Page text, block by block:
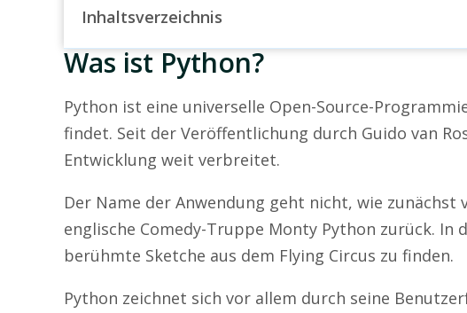
Inhaltsverzeichnis
Was ist Python?
Python ist eine universelle Open-Source-
findet. Seit der Veröffentlichung durch Guido van
Entwicklung weit verbreitet.
Der Name der Anwendung geht nicht, wie
englische Comedy-Truppe Monty Python zurück.
berühmte Sketche aus dem Flying Circus zu finden.
Python zeichnet sich vor allem durch seine